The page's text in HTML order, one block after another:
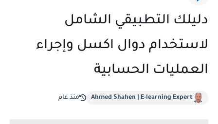
دليلك التطبيقي الشامل
لاستخدام دوال اكسل وإجراء
العمليات الحسابية
Ahmed Shahen | E-learning Expert منذ عام